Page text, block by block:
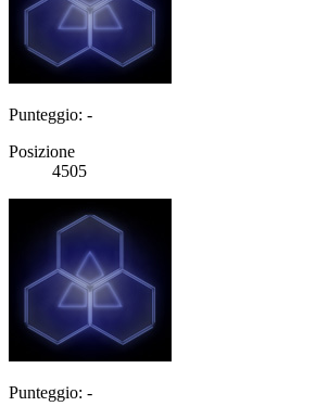
Punteggio: -
Posizione
4505
Punteggio: -